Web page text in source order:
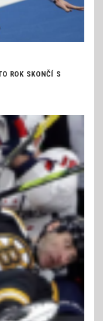
ROK SKONČÍ S